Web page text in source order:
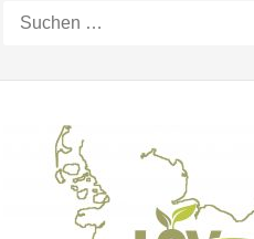
nach: